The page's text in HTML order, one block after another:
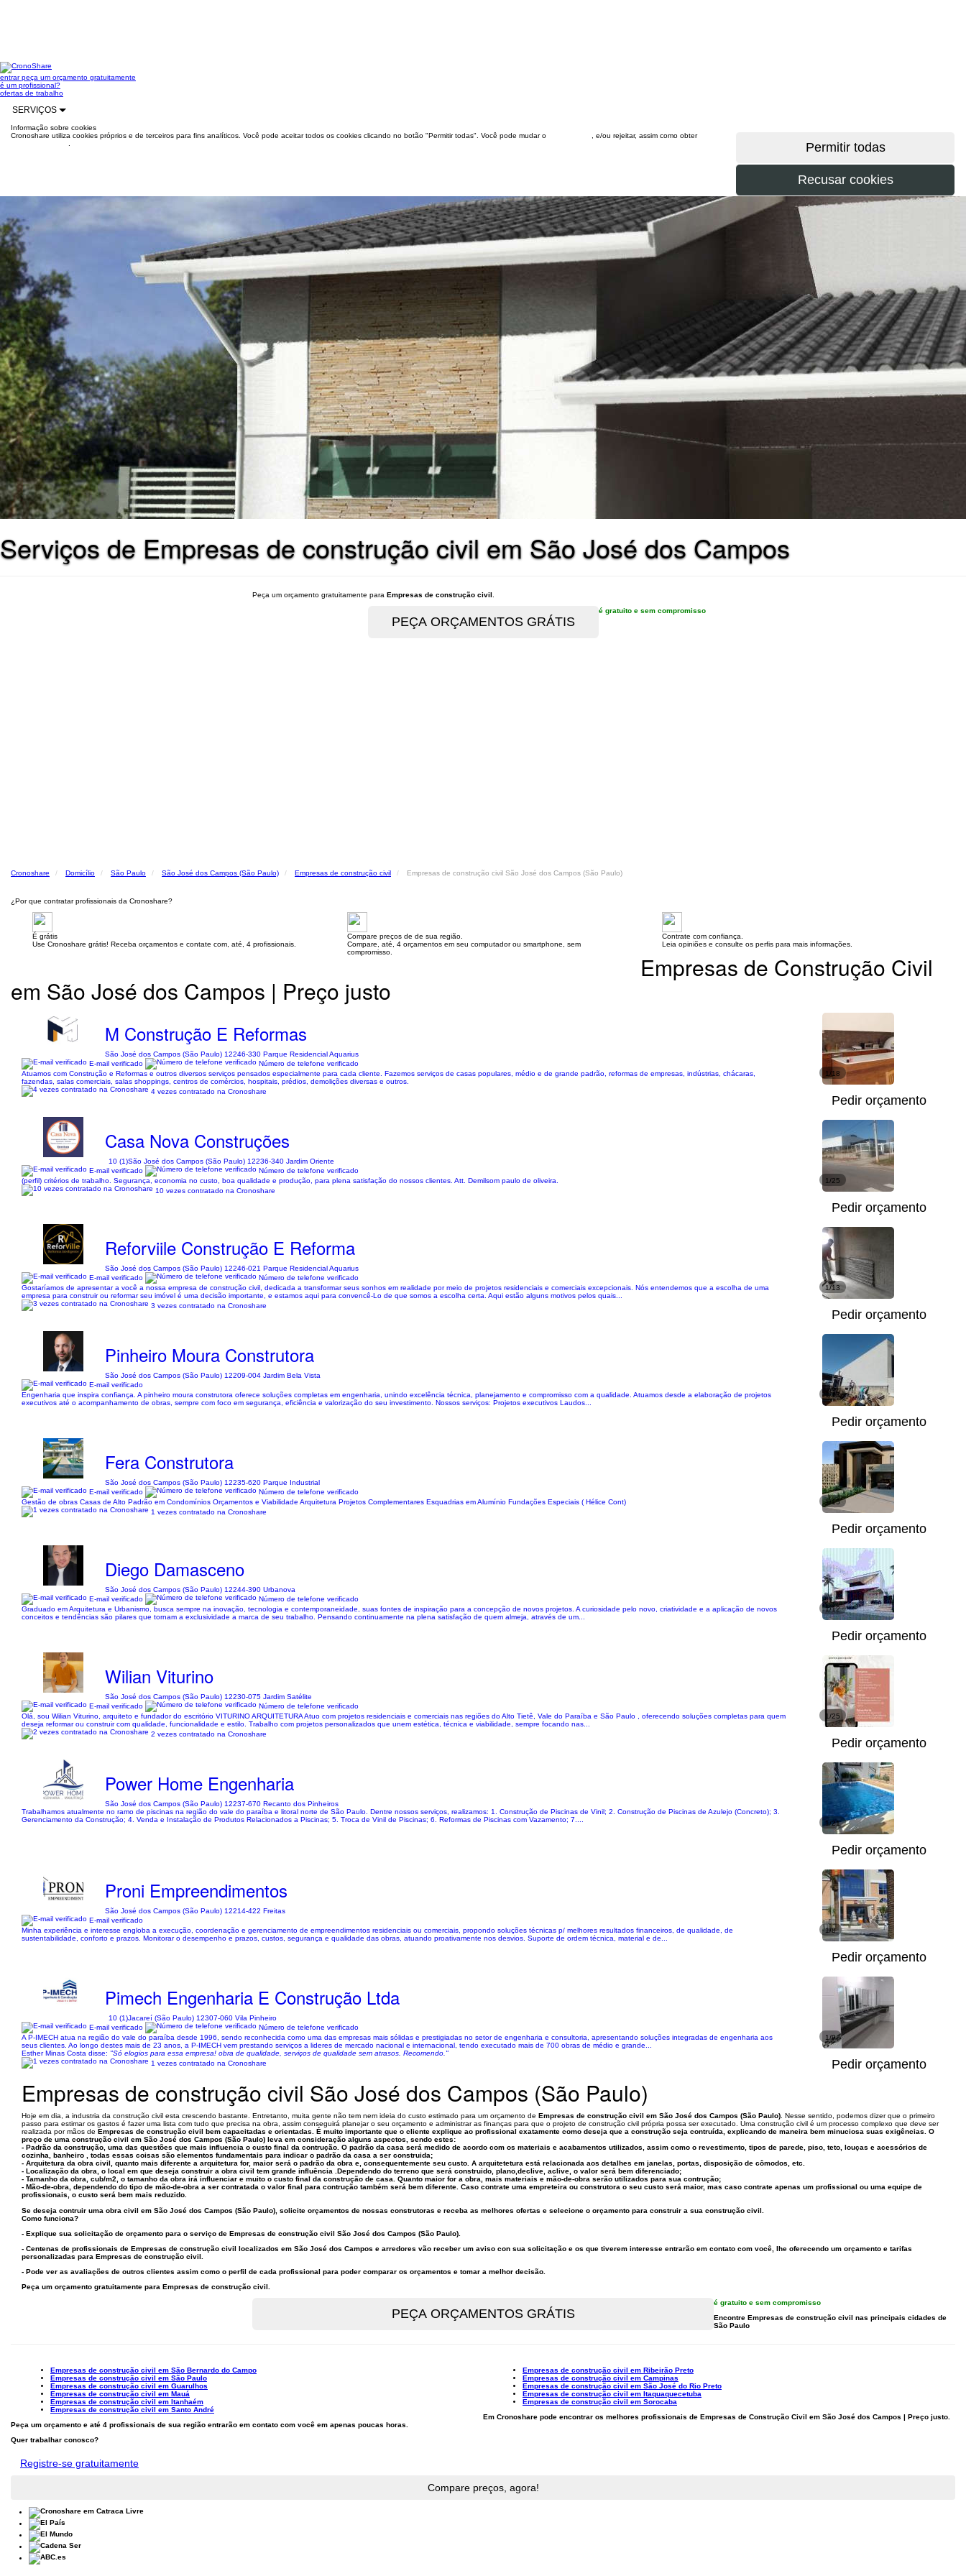
entrarpeça um orçamento gratuitamente
é um profissional?
ofertas de trabalho
SERVIÇOS
Informação sobre cookies
Cronoshare utiliza cookies próprios e de terceiros para fins analíticos. Você pode aceitar todos os cookies clicando no botão "Permitir todas". Você pode mudar o
, e/ou rejeitar, assim como obter
Serviços de Empresas de construção civil em São José dos Campos
Peça um orçamento gratuitamente para Empresas de construção civil
é gratuito e sem compromisso
Cronoshare Domicílio São Paulo São José dos Campos (São Paulo) Empresas de construção civil Empresas de construção civil São José dos Campos (São Paulo)
¿Por que contratar profissionais da Cronoshare?
É grátis
Use Cronoshare grátis! Receba orçamentos e contate com, até, 4 profissionais.
Compare preços de de sua região.
Compare, até, 4 orçamentos em seu computador ou smartphone, sem
compromisso.
Contrate com confiança.
Leia opiniões e consulte os perfis para mais informações.
Empresas de Construção Civil
em São José dos Campos | Preço justo
M Construção E Reformas
São José dos Campos (São Paulo) 12246-330 Parque Residencial Aquarius
E-mail verificado
Número de telefone verificado
Atuamos com Construção e Reformas e outros diversos serviços pensados especialmente para cada cliente. Fazemos serviços de casas populares, médio e de grande padrão, reformas de empresas, indústrias, chácaras,
fazendas, salas comerciais, salas shoppings, centros de comércios, hospitais, prédios, demolições diversas e outros.
4 vezes contratado na Cronoshare
1/18
Pedir orçamento
Casa Nova Construções
10 (1)São José dos Campos (São Paulo) 12236-340 Jardim Oriente
E-mail verificado
Número de telefone verificado
(perfil) critérios de trabalho. Segurança, economia no custo, boa qualidade e produção, para plena satisfação do nossos clientes. Att. Demilsom paulo de oliveira.
10 vezes contratado na Cronoshare
1/25
Pedir orçamento
Reforviile Construção E Reforma
São José dos Campos (São Paulo) 12246-021 Parque Residencial Aquarius
E-mail verificado
Número de telefone verificado
Gostaríamos de apresentar a você a nossa empresa de construção civil, dedicada a transformar seus sonhos em realidade por meio de projetos residenciais e comerciais excepcionais. Nós entendemos que a escolha de uma
empresa para construir ou reformar seu imóvel é uma decisão importante, e estamos aqui para convencê-Lo de que somos a escolha certa. Aqui estão alguns motivos pelos quais...
3 vezes contratado na Cronoshare
1/13
Pedir orçamento
Pinheiro Moura Construtora
São José dos Campos (São Paulo) 12209-004 Jardim Bela Vista
E-mail verificado
Engenharia que inspira confiança. A pinheiro moura construtora oferece soluções completas em engenharia, unindo excelência técnica, planejamento e compromisso com a qualidade. Atuamos desde a elaboração de projetos
executivos até o acompanhamento de obras, sempre com foco em segurança, eficiência e valorização do seu investimento. Nossos serviços: Projetos executivos Laudos...
1/13
Pedir orçamento
Fera Construtora
São José dos Campos (São Paulo) 12235-620 Parque Industrial
E-mail verificado
Número de telefone verificado
Gestão de obras Casas de Alto Padrão em Condomínios Orçamentos e Viabilidade Arquitetura Projetos Complementares Esquadrias em Alumínio Fundações Especiais ( Hélice Cont)
1 vezes contratado na Cronoshare
1/15
Pedir orçamento
Diego Damasceno
São José dos Campos (São Paulo) 12244-390 Urbanova
E-mail verificado
Número de telefone verificado
Graduado em Arquitetura e Urbanismo, busca sempre na inovação, tecnologia e contemporaneidade, suas fontes de inspiração para a concepção de novos projetos. A curiosidade pelo novo, criatividade e a aplicação de novos
conceitos e tendências são pilares que tornam a exclusividade a marca de seu trabalho. Pensando continuamente na plena satisfação de quem almeja, através de um...
1/12
Pedir orçamento
Wilian Viturino
São José dos Campos (São Paulo) 12230-075 Jardim Satélite
E-mail verificado
Número de telefone verificado
Olá, sou Wilian Viturino, arquiteto e fundador do escritório VITURINO ARQUITETURA Atuo com projetos residenciais e comerciais nas regiões do Alto Tietê, Vale do Paraíba e São Paulo , oferecendo soluções completas para quem
deseja reformar ou construir com qualidade, funcionalidade e estilo. Trabalho com projetos personalizados que unem estética, técnica e viabilidade, sempre focando nas...
2 vezes contratado na Cronoshare
1/25
Pedir orçamento
Power Home Engenharia
São José dos Campos (São Paulo) 12237-670 Recanto dos Pinheiros
Trabalhamos atualmente no ramo de piscinas na região do vale do paraíba e litoral norte de São Paulo. Dentre nossos serviços, realizamos: 1. Construção de Piscinas de Vinil; 2. Construção de Piscinas de Azulejo (Concreto); 3.
Gerenciamento da Construção; 4. Venda e Instalação de Produtos Relacionados a Piscinas; 5. Troca de Vinil de Piscinas; 6. Reformas de Piscinas com Vazamento; 7....
1/21
Pedir orçamento
Proni Empreendimentos
São José dos Campos (São Paulo) 12214-422 Freitas
E-mail verificado
Minha experiência e interesse engloba a execução, coordenação e gerenciamento de empreendimentos residenciais ou comerciais, propondo soluções técnicas p/ melhores resultados financeiros, de qualidade, de
sustentabilidade, conforto e prazos. Monitorar o desempenho e prazos, custos, segurança e qualidade das obras, atuando proativamente nos desvios. Suporte de ordem técnica, material e de...
1/8
Pedir orçamento
Pimech Engenharia E Construção Ltda
10 (1)Jacareí (São Paulo) 12307-060 Vila Pinheiro
E-mail verificado
Número de telefone verificado
A P-IMECH atua na região do vale do paraíba desde 1996, sendo reconhecida como uma das empresas mais sólidas e prestigiadas no setor de engenharia e consultoria, apresentando soluções integradas de engenharia aos
seus clientes. Ao longo destes mais de 23 anos, a P-IMECH vem prestando serviços a lideres de mercado nacional e internacional, tendo executado mais de 700 obras de médio e grande...
Esther Minas Costa disse: "Só elogios para essa empresa! obra de qualidade, serviços de qualidade sem atrasos. Recomendo."
1 vezes contratado na Cronoshare
1/9
Pedir orçamento
Empresas de construção civil São José dos Campos (São Paulo)
Hoje em dia, a industria da construção civil esta crescendo bastante. Entretanto, muita gente não tem nem ideia do custo estimado para um orçamento de Empresas de construção civil em São José dos Campos (São Paulo) . Nesse sentido, podemos dizer que o primeiro
passo para estimar os gastos é fazer uma lista com tudo que precisa na obra, assim conseguirá planejar o seu orçamento e administrar as finanças para que o projeto de construção civil própria possa ser executado. Uma construção civil é um processo complexo que deve ser
realizada por mãos de Empresas de construção civil bem capacitadas e orientadas. É muito importante que o cliente explique ao profissional exatamente como deseja que a construção seja contruída, explicando de maneira bem minuciosa suas exigências. O
preço de uma construção civil em São José dos Campos (São Paulo) leva em consideração alguns aspectos, sendo estes:
- Padrão da construção, uma das questões que mais influencia o custo final da contrução. O padrão da casa será medido de acordo com os materiais e acabamentos utilizados, assim como o revestimento, tipos de parede, piso, teto, louças e acessórios de
cozinha, banheiro , todas essas coisas são elementos fundamentais para indicar o padrão da casa a ser construida;
- Arquitetura da obra civil, quanto mais diferente a arquitetura for, maior será o padrão da obra e, consequentemente seu custo. A arquitetetura está relacionada aos detalhes em janelas, portas, disposição de cômodos, etc.
- Localização da obra, o local em que deseja construir a obra civil tem grande influência .Dependendo do terreno que será construido, plano,declive, aclive, o valor será bem diferenciado;
- Tamanho da obra, cub/m2, o tamanho da obra irá influenciar e muito o custo final da construção de casa. Quanto maior for a obra, mais materiais e mão-de-obra serão utilizados para sua contrução;
- Mão-de-obra, dependendo do tipo de mão-de-obra a ser contratada o valor final para contrução também será bem diferente. Caso contrate uma empreteira ou construtora o seu custo será maior, mas caso contrate apenas um profissional ou uma equipe de
profissionais, o custo será bem mais reduzido.
Se deseja contruir uma obra civil em São José dos Campos (São Paulo), solicite orçamentos de nossas construtoras e receba as melhores ofertas e selecione o orçamento para construir a sua construção civil.
Como funciona?
- Explique sua solicitação de orçamento para o serviço de Empresas de construção civil São José dos Campos (São Paulo)
- Centenas de profissionais de Empresas de construção civil localizados em São José dos Campos e arredores vão receber um aviso con sua solicitação e os que tiverem interesse entrarão em contato com você, lhe oferecendo um orçamento e tarifas
personalizadas para Empresas de construção civil.
- Pode ver as avaliações de outros clientes assim como o perfil de cada profissional para poder comparar os orçamentos e tomar a melhor decisão.
Peça um orçamento gratuitamente para Empresas de construção civil
é gratuito e sem compromisso
Encontre Empresas de construção civil nas principais cidades de
São Paulo
Empresas de construção civil em São Bernardo do Campo
Empresas de construção civil em São Paulo
Empresas de construção civil em Guarulhos
Empresas de construção civil em Mauá
Empresas de construção civil em Itanhaém
Empresas de construção civil em Santo André
Empresas de construção civil em Ribeirão Preto
Empresas de construção civil em Campinas
Empresas de construção civil em São José do Rio Preto
Empresas de construção civil em Itaquaquecetuba
Empresas de construção civil em Sorocaba
Em Cronoshare pode encontrar os melhores profissionais de Empresas de Construção Civil em São José dos Campos | Preço justo.
Peça um orçamento e até 4 profissionais de sua região entrarão em contato com você em apenas poucas horas.
Quer trabalhar conosco?
Registre-se gratuitamente